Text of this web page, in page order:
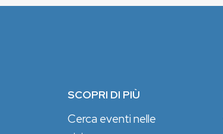
SCOPRI DI PIÙ
Cerca eventi nelle